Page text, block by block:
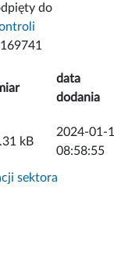
do
data
dodania
kB
2024-01-
08:58:55
sektora